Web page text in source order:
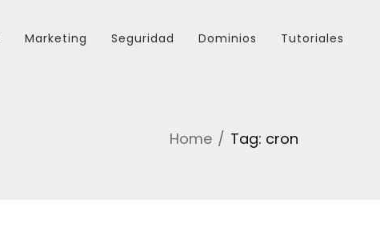
Marketing Seguridad Dominios Tutoriales
Home Tag: cron